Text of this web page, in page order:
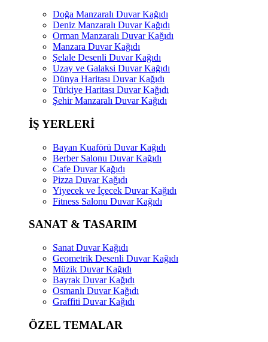
Doğa Manzaralı Duvar Kağıdı
Deniz Manzaralı Duvar Kağıdı
Orman Manzaralı Duvar Kağıdı
Manzara Duvar Kağıdı
Şelale Desenli Duvar Kağıdı
Uzay ve Galaksi Duvar Kağıdı
Dünya Haritası Duvar Kağıdı
Türkiye Haritası Duvar Kağıdı
Şehir Manzaralı Duvar Kağıdı
İŞ YERLERİ
Bayan Kuaförü Duvar Kağıdı
Berber Salonu Duvar Kağıdı
Cafe Duvar Kağıdı
Pizza Duvar Kağıdı
Yiyecek ve İçecek Duvar Kağıdı
Fitness Salonu Duvar Kağıdı
SANAT & TASARIM
Sanat Duvar Kağıdı
Geometrik Desenli Duvar Kağıdı
Müzik Duvar Kağıdı
Bayrak Duvar Kağıdı
Osmanlı Duvar Kağıdı
Graffiti Duvar Kağıdı
ÖZEL TEMALAR